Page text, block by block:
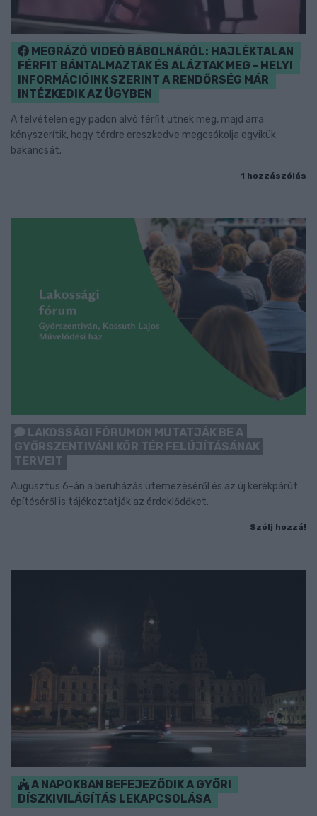
MEGRÁZÓ VIDEÓ BÁBOLNÁRÓL: HAJLÉKTALAN
FÉRFIT BÁNTALMAZTAK ÉS ALÁZTAK MEG - HELYI
INFORMÁCIÓINK SZERINT A RENDŐRSÉG MÁR
INTÉZKEDIK AZ ÜGYBEN
A felvételen egy padon alvó férfit ütnek meg, majd arra
kényszerítik, hogy térdre ereszkedve megcsókolja egyikük
bakancsát.
1 hozzászólás
LAKOSSÁGI FÓRUMON MUTATJÁK BE A
GYŐRSZENTIVÁNI KÖR TÉR FELÚJÍTÁSÁNAK
TERVEIT
Augusztus 6-án a beruházás ütemezéséről és az új kerékpárút
építéséről is tájékoztatják az érdeklődőket.
Szólj hozzá!
A NAPOKBAN BEFEJEZŐDIK A GYŐRI
DÍSZKIVILÁGÍTÁS LEKAPCSOLÁSA